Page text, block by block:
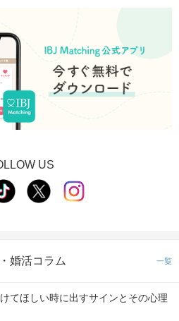
US
婚活コラム 一覧
てほしい時に出すサインとその心理